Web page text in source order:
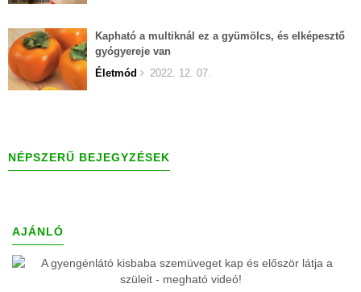
Kapható a multiknál ez a gyümölcs, és elképesztő
gyógyereje van
Életmód
2022. 12. 07.
NÉPSZERŰ BEJEGYZÉSEK
AJÁNLÓ